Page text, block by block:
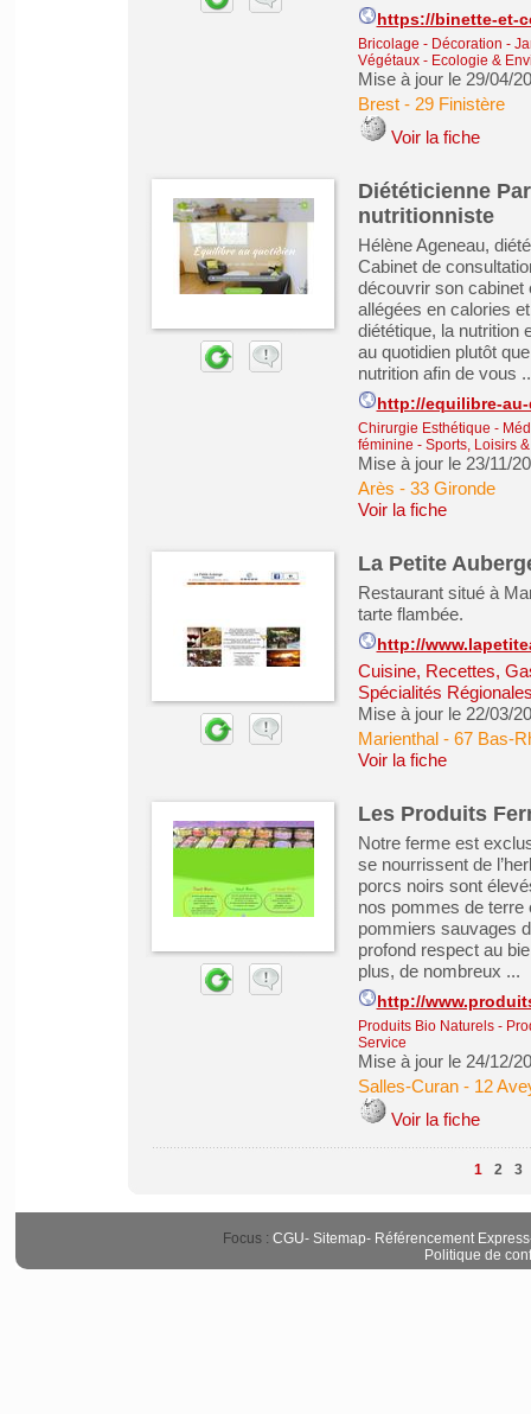
https://binette-et-
Bricolage - Décoration -
Végétaux- Ecologie &
Mise à jour le 29/04/
Brest- 29 Finistère
Voir la fiche
Diététicienne
nutritionniste
Hélène Ageneau,
Cabinet de
découvrir son cabinet
allégées en calories
diététique, la nutrition
au quotidien plutôt
nutrition afin de vous
http://equilibre-
Chirurgie Esthétique -
féminine - Sports, Loisirs
Mise à jour le 23/11/
Arès - 33 Gironde
Voir la fiche
La Petite
Restaurant situé à
tarte flambée.
http://
Cuisine, Recettes,
Spécialités
Mise à jour le 22/03/
Marienthal- 67 Bas-
Voir la fiche
Les Produits
Notre ferme est
se nourrissent de
porcs noirs sont
nos pommes de terre
pommiers sauvages
profond respect au
plus, de nombreux ...
http://
Produits Bio Naturels-
Service
Mise à jour le 24/12/
Salles-Curan- 12
Voir la fiche
1 2 3
Focus : CGU- Sitemap- Référencement Express
Politique de